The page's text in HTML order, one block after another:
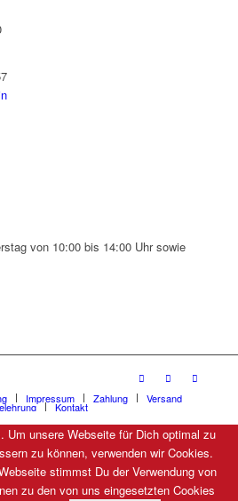
von 10:00 bis 14:00 Uhr sowie
Impressum Zahlung Versand
Kontakt
Um unsere Webseite für Dich optimal zu
zu können, verwenden wir Cookies.
stimmst Du der Verwendung von
zu den von uns eingesetzten Cookies